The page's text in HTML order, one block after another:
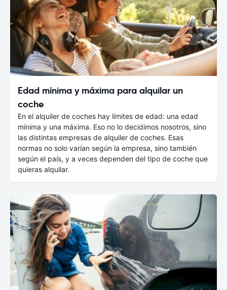
Edad mínima y máxima para alquilar un
coche
En el alquiler de coches hay límites de edad: una edad
mínima y una máxima. Eso no lo decidimos nosotros, sino
las distintas empresas de alquiler de coches. Esas
normas no solo varían según la empresa, sino también
según el país, y a veces dependen del tipo de coche que
quieras alquilar.